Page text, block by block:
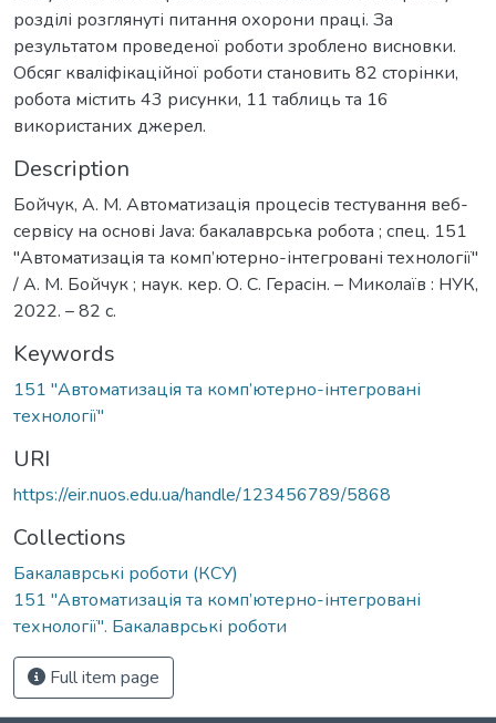
розділі розглянуті питання охорони праці. За
результатом проведеної роботи зроблено висновки.
Обсяг кваліфікаційної роботи становить 82 сторінки,
робота містить 43 рисунки, 11 таблиць та 16
використаних джерел.
Description
Бойчук, А. М. Автоматизація процесів тестування веб-
сервісу на основі Java: бакалаврська робота ; спец. 151
"Автоматизація та комп’ютерно-інтегровані технології"
/ А. М. Бойчук ; наук. кер. О. С. Герасін. – Миколаїв : НУК,
2022. – 82 с.
Keywords
151 "Автоматизація та комп’ютерно-інтегровані
технології"
URI
https://eir.nuos.edu.ua/handle/123456789/5868
Collections
Бакалаврські роботи (КСУ)
151 "Автоматизація та комп’ютерно-інтегровані
технології". Бакалаврські роботи
Full item page